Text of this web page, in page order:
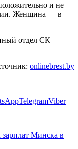
и не
Женщина — в
отдел СК
onlinebrest.by
TelegramViber
Минска в